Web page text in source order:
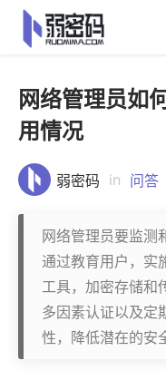
网络管理员如
用情况
弱密码 in 问答
网络管理员要监测
通过教育用户，实
工具，加密存储和
多因素认证以及定
性，降低潜在的安